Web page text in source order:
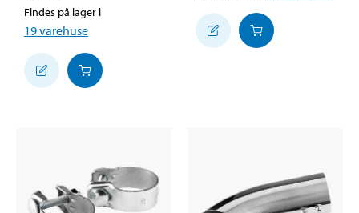
Findes på lager i
19varehuse